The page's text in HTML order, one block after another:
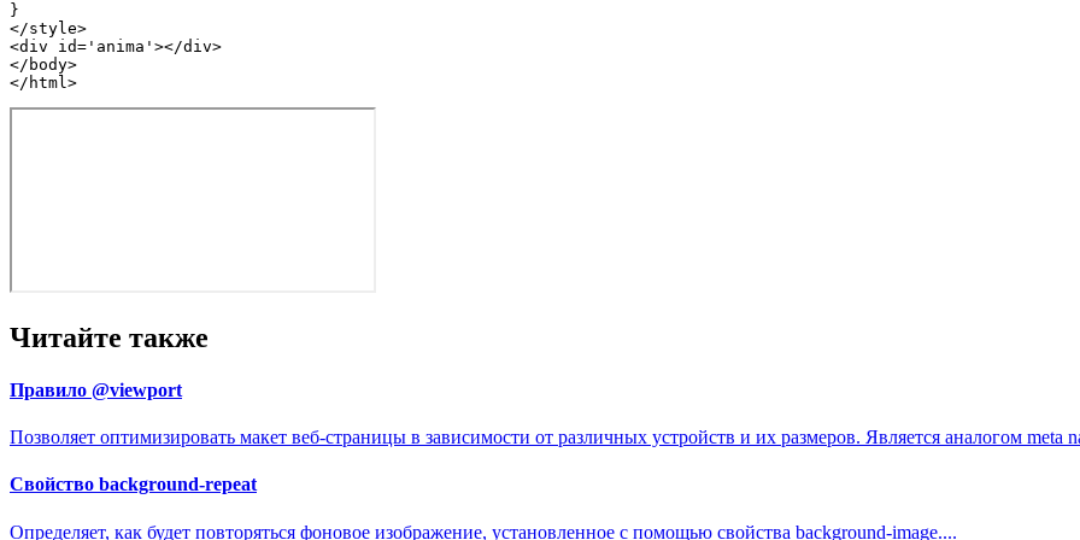
</style>
<div id= 'anima' ></div>
</ body>
</ html >
Читайте также
Правило @viewport
Позволяет оптимизировать макет веб-страницы в зависимости от различных устройств и их размеров. Является аналогом meta
Свойство background-repeat
Определяет, как будет повторяться фоновое изображение, установленное с помощью свойства background-image....